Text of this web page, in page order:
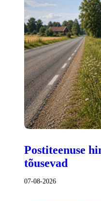
Postiteenuse
tõusevad
07-08-2026